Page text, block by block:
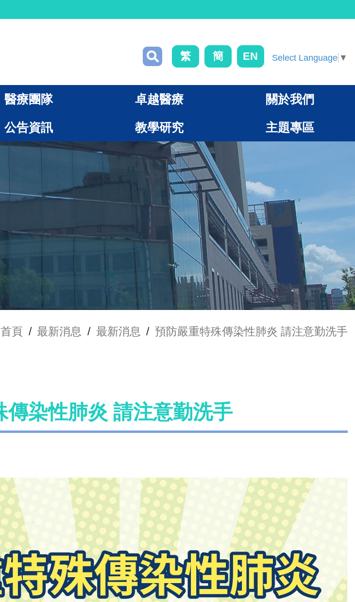
繁 簡 EN Select Language ▼
醫療團隊 卓越醫療 關於我們
公告資訊 教學研究 主題專區
首頁 / 最新消息 / 最新消息 / 預防嚴重特殊傳染性肺炎 請注意勤洗手
傳染性肺炎 請注意勤洗手